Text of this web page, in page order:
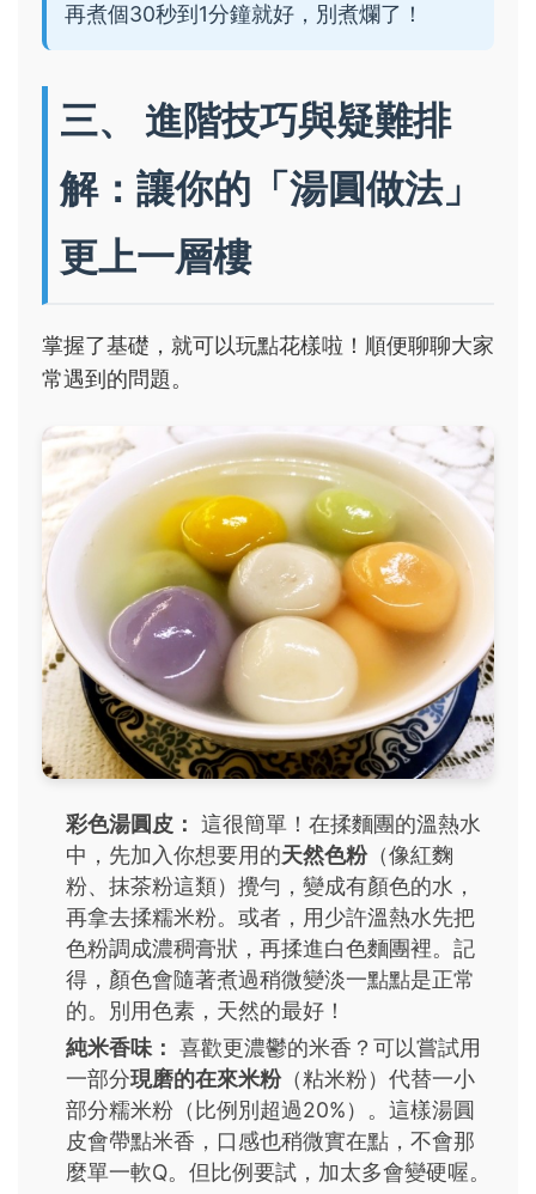
再煮個30秒到1分鐘就好，別煮爛了！
三、 進階技巧與疑難排
解：讓你的「湯圓做法」
更上一層樓
掌握了基礎，就可以玩點花樣啦！順便聊聊大家
常遇到的問題。
彩色湯圓皮： 這很簡單！在揉麵團的溫熱水
中，先加入你想要用的天然色粉（像紅麴
粉、抹茶粉這類）攪勻，變成有顏色的水，
再拿去揉糯米粉。或者，用少許溫熱水先把
色粉調成濃稠膏狀，再揉進白色麵團裡。記
得，顏色會隨著煮過稍微變淡一點點是正常
的。別用色素，天然的最好！
純米香味： 喜歡更濃鬱的米香？可以嘗試用
一部分現磨的在來米粉（粘米粉）代替一小
部分糯米粉（比例別超過20%）。這樣湯圓
皮會帶點米香，口感也稍微實在點，不會那
麼單一軟Q。但比例要試，加太多會變硬喔。